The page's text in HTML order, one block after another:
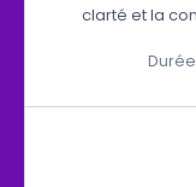
clarté et la